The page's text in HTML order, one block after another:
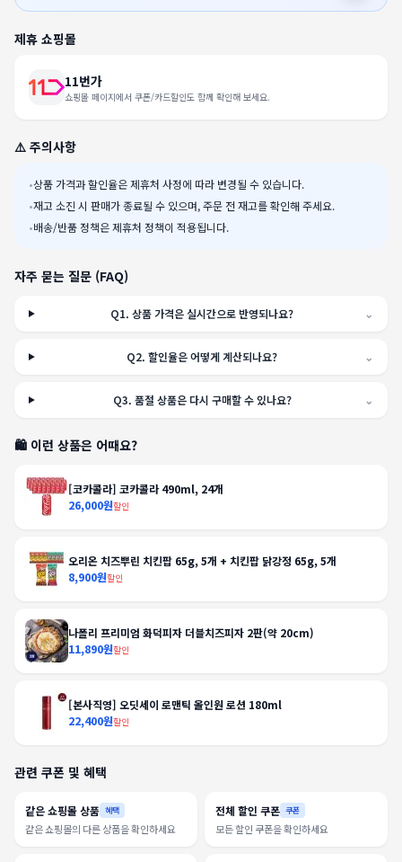
제휴 쇼핑몰
11번가
쇼핑몰 페이지에서 쿠폰/카드할인도 함께 확인해 보세요.
⚠️ 주의사항
•상품 가격과 할인율은 제휴처 사정에 따라 변경될 수 있습니다.
•재고 소진 시 판매가 종료될 수 있으며, 주문 전 재고를 확인해 주세요.
•배송/반품 정책은 제휴처 정책이 적용됩니다.
자주 묻는 질문 (FAQ)
Q1.상품 가격은 실시간으로 반영되나요? ⌄
Q2.할인율은 어떻게 계산되나요? ⌄
Q3. 품절 상품은 다시 구매할 수 있나요? ⌄
🛍️ 이런 상품은 어때요?
[코카콜라] 코카콜라 490ml, 24개
26,000원할인
오리온 치즈뿌린 치킨팝 65g, 5개 + 치킨팝 닭강정 65g, 5개
8,900원할인
나폴리 프리미엄 화덕피자 더블치즈피자 2판(약 20cm)
11,890원할인
[본사직영] 오딧세이 로맨틱 올인원 로션 180ml
22,400원할인
관련 쿠폰 및 혜택
같은 쇼핑몰 상품 혜택
같은 쇼핑몰의 다른 상품을 확인하세요
전체 할인 쿠폰 쿠폰
모든 할인 쿠폰을 확인하세요